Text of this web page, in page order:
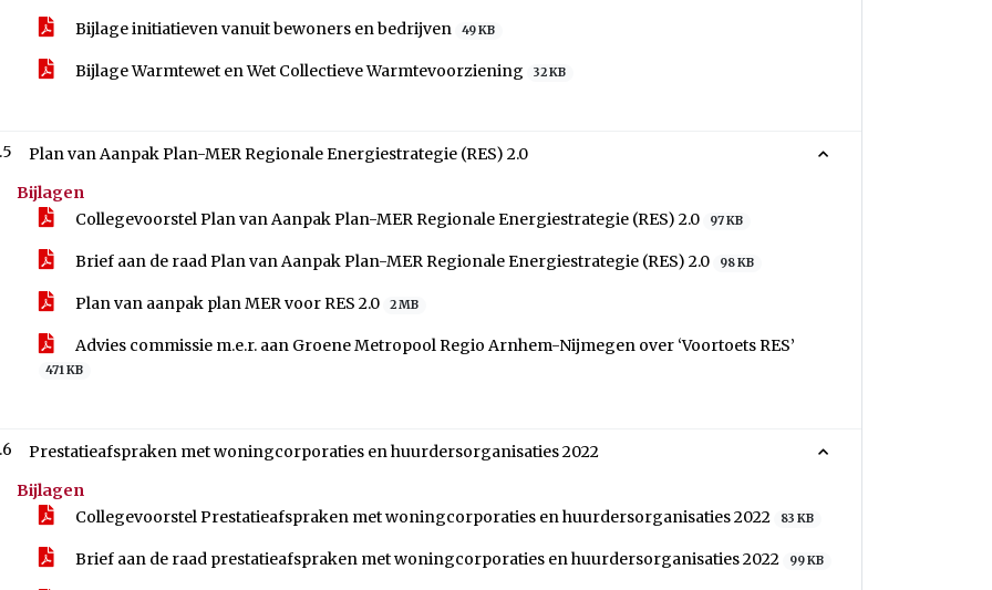
Bijlage initiatieven vanuit bewoners en bedrijven 49 KB
Bijlage Warmtewet en Wet Collectieve Warmtevoorziening 32 KB
Plan van Aanpak Plan-MER Regionale Energiestrategie (RES) 2.0
Bijlagen
Collegevoorstel Plan van Aanpak Plan-MER Regionale Energiestrategie (RES) 2.0
97 KB
Brief aan de raad Plan van Aanpak Plan-MER Regionale Energiestrategie (RES) 2.0 98 KB
Plan van aanpak plan MER voor RES 2.0 2 MB
Advies commissie m.e.r. aan Groene Metropool Regio Arnhem-Nijmegen over ‘Voortoets RES’
471 KB
Prestatieafspraken met woningcorporaties en huurdersorganisaties 2022
Bijlagen
Collegevoorstel Prestatieafspraken met woningcorporaties en huurdersorganisaties 2022
83 KB
Brief aan de raad prestatieafspraken met woningcorporaties en huurdersorganisaties 2022 99 KB